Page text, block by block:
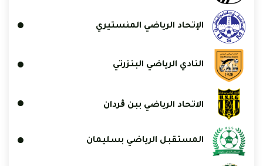
الإتحاد الرياضي المنستيري
النادي الرياضي البنزرتي
الاتحاد الرياضي ببن ڨردان
المستقبل الرياضي بسليمان